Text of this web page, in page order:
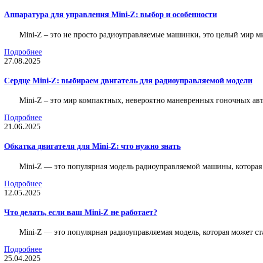
Аппаратура для управления Mini-Z: выбор и особенности
Mini-Z – это не просто радиоуправляемые машинки, это целый мир
Подробнее
27.08.2025
Сердце Mini-Z: выбираем двигатель для радиоуправляемой модели
Mini-Z – это мир компактных, невероятно маневренных гоночных
Подробнее
21.06.2025
Обкатка двигателя для Mini-Z: что нужно знать
Mini-Z — это популярная модель радиоуправляемой машины,
Подробнее
12.05.2025
Что делать, если ваш Mini-Z не работает?
Mini-Z — это популярная радиоуправляемая модель, которая может
Подробнее
25.04.2025